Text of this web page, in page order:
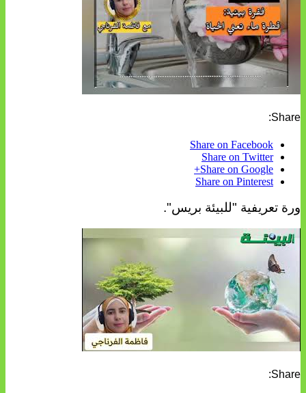
Share:
Share on Facebook
Share on Twitter
Share on Google+
Share on Pinterest
ورة تعريفية "للبيئة بريس".
Share: